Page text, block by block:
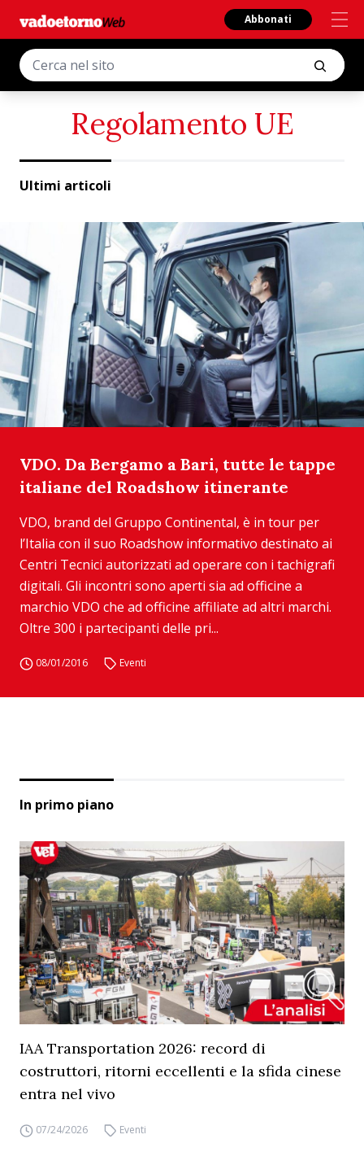
Abbonati
Regolamento UE
Ultimi articoli
VDO. Da Bergamo a Bari, tutte le tappe
italiane del Roadshow itinerante
VDO, brand del Gruppo Continental, è in tour per
l’Italia con il suo Roadshow informativo destinato ai
Centri Tecnici autorizzati ad operare con i tachigrafi
digitali. Gli incontri sono aperti sia ad officine a
marchio VDO che ad officine affiliate ad altri marchi.
Oltre 300 i partecipanti delle pri...
08/01/2016 Eventi
In primo piano
IAA Transportation 2026: record di
costruttori, ritorni eccellenti e la sfida cinese
entra nel vivo
07/24/2026 Eventi